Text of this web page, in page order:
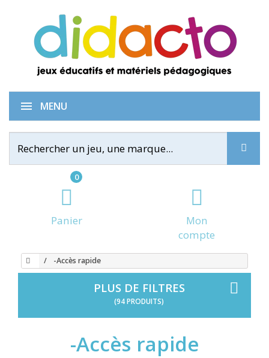
0
Panier
Mon
compte
MENU
-Accès rapide
PLUS DE FILTRES
(94 PRODUITS)
-Accès rapide